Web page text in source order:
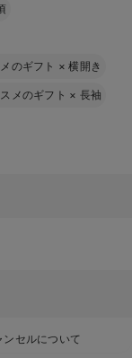
のギフト ×横開き
メのギフト × 長袖
ンセルについて